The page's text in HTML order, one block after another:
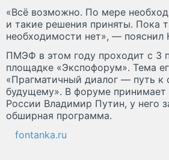
«Всё возможно. По мере
и такие решения приняты. Пока
необходимости нет», — пояснил
ПМЭФ в этом году проходит с 3
площадке «Экспофорум». Тема
«Прагматичный диалог — путь к
будущему». В форуме принимает
России Владимир Путин, у него
обширная программа.
fontanka.ru